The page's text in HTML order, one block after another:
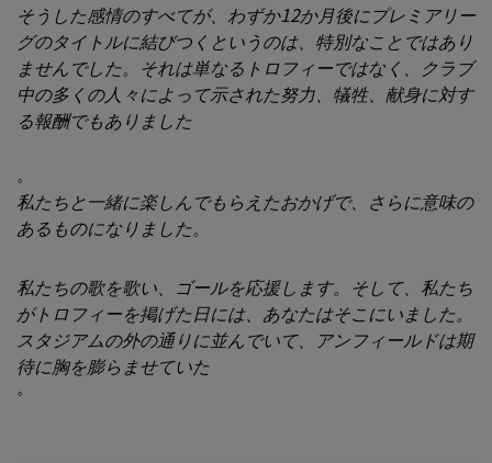
そうした感情のすべてが、わずか12か月後にプレミアリー
グのタイトルに結びつくというのは、特別なことではあり
ませんでした。それは単なるトロフィーではなく、クラブ
中の多くの人々によって示された努力、犠牲、献身に対す
る報酬でもありました
。
私たちと一緒に楽しんでもらえたおかげで、さらに意味の
あるものになりました。
私たちの歌を歌い、ゴールを応援します。そして、私たち
がトロフィーを掲げた日には、あなたはそこにいました。
スタジアムの外の通りに並んでいて、アンフィールドは期
待に胸を膨らませていた
。